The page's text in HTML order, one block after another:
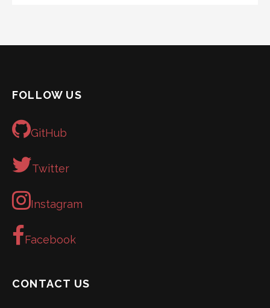
FOLLOW US
GitHub
Twitter
Instagram
Facebook
CONTACT US